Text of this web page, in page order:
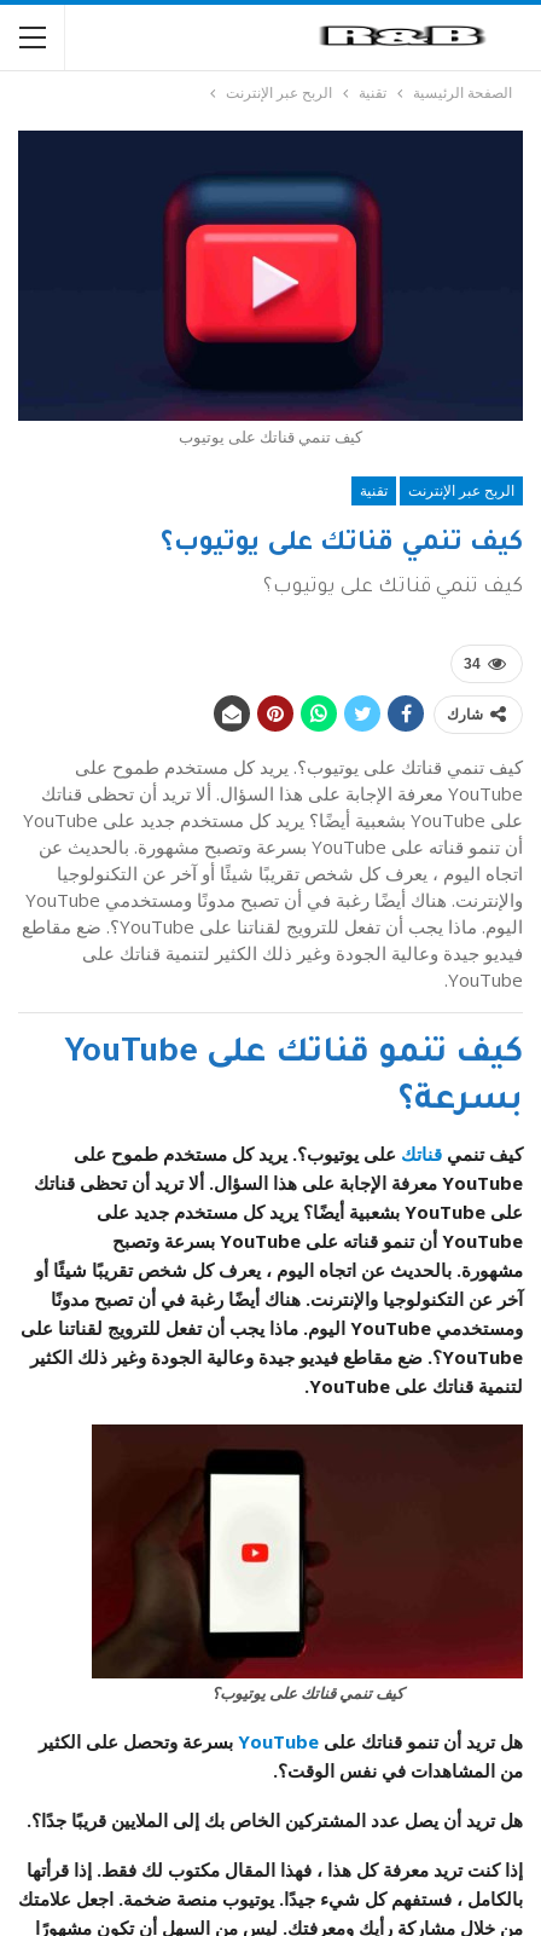
الصفحة الرئيسية تقنية الربح عبر الإنترنت
كيف تنمي قناتك على يوتيوب
الربح عبر الإنترنت تقنية
كيف تنمي قناتك على يوتيوب؟
كيف تنمي قناتك على يوتيوب؟
34
شارك
كيف تنمي قناتك على يوتيوب؟. يريد كل مستخدم طموح على
YouTube معرفة الإجابة على هذا السؤال. ألا تريد أن تحظى قناتك
على YouTube بشعبية أيضًا؟ يريد كل مستخدم جديد على YouTube
أن تنمو قناته على YouTube بسرعة وتصبح مشهورة. بالحديث عن
اتجاه اليوم ، يعرف كل شخص تقريبًا شيئًا أو آخر عن التكنولوجيا
والإنترنت. هناك أيضًا رغبة في أن تصبح مدونًا ومستخدمي YouTube
اليوم. ماذا يجب أن تفعل للترويج لقناتنا على YouTube؟. ضع مقاطع
فيديو جيدة وعالية الجودة وغير ذلك الكثير لتنمية قناتك على
YouTube.
كيف تنمو قناتك على YouTube
بسرعة؟
كيف تنمي قناتك على يوتيوب؟. يريد كل مستخدم طموح على
YouTube معرفة الإجابة على هذا السؤال. ألا تريد أن تحظى قناتك
على YouTube بشعبية أيضًا؟ يريد كل مستخدم جديد على
YouTube أن تنمو قناته على YouTube بسرعة وتصبح
مشهورة. بالحديث عن اتجاه اليوم ، يعرف كل شخص تقريبًا شيئًا أو
آخر عن التكنولوجيا والإنترنت. هناك أيضًا رغبة في أن تصبح مدونًا
ومستخدمي YouTube اليوم. ماذا يجب أن تفعل للترويج لقناتنا على
YouTube؟. ضع مقاطع فيديو جيدة وعالية الجودة وغير ذلك الكثير
لتنمية قناتك على YouTube.
كيف تنمي قناتك على يوتيوب؟
هل تريد أن تنمو قناتك على YouTube بسرعة وتحصل على الكثير
من المشاهدات في نفس الوقت؟.
هل تريد أن يصل عدد المشتركين الخاص بك إلى الملايين قريبًا جدًا؟.
إذا كنت تريد معرفة كل هذا ، فهذا المقال مكتوب لك فقط. إذا قرأتها
بالكامل ، فستفهم كل شيء جيدًا. يوتيوب منصة ضخمة. اجعل علامتك
من خلال مشاركة رأيك ومعرفتك. ليس من السهل أن تكون مشهورًا